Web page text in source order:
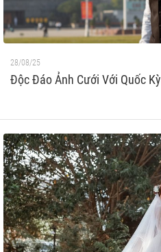
28/08/25
Độc Đáo Ảnh Cưới Với Quốc Kỳ